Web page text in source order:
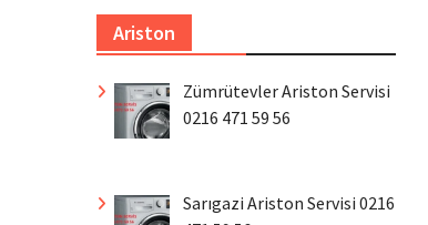
Ariston
Zümrütevler Ariston Servisi
0216 471 59 56
Sarıgazi Ariston Servisi 0216